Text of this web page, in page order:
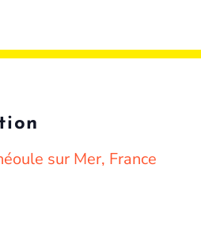
sur Mer, France